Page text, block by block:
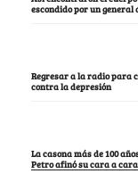
escondido por un general
Regresar a la radio para
contra la depresión
La casona más de 100
Petro afinó su cara a